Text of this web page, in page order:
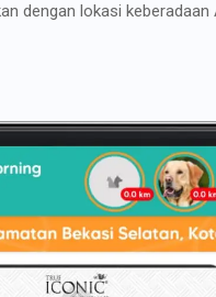
dengan lokasi keberadaan